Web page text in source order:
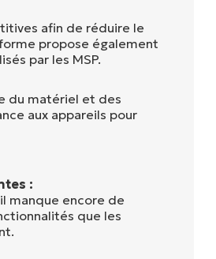
afin de réduire le
propose également
par les MSP.
du matériel et des
aux appareils pour
:
manque encore de
que les